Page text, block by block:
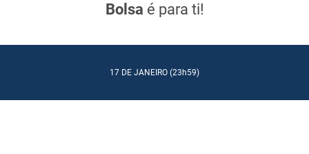
Bolsa é para ti!
17 DE JANEIRO (23h59)